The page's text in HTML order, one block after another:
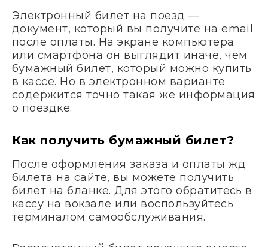
Электронный билет на поезд —
документ, который вы получите на email
после оплаты. На экране компьютера
или смартфона он выглядит иначе, чем
бумажный билет, который можно купить
в кассе. Но в электронном варианте
содержится точно такая же информация
о поездке.
Как получить бумажный билет?
После оформления заказа и оплаты жд
билета на сайте, вы можете получить
билет на бланке. Для этого обратитесь в
кассу на вокзале или воспользуйтесь
терминалом самообслуживания.